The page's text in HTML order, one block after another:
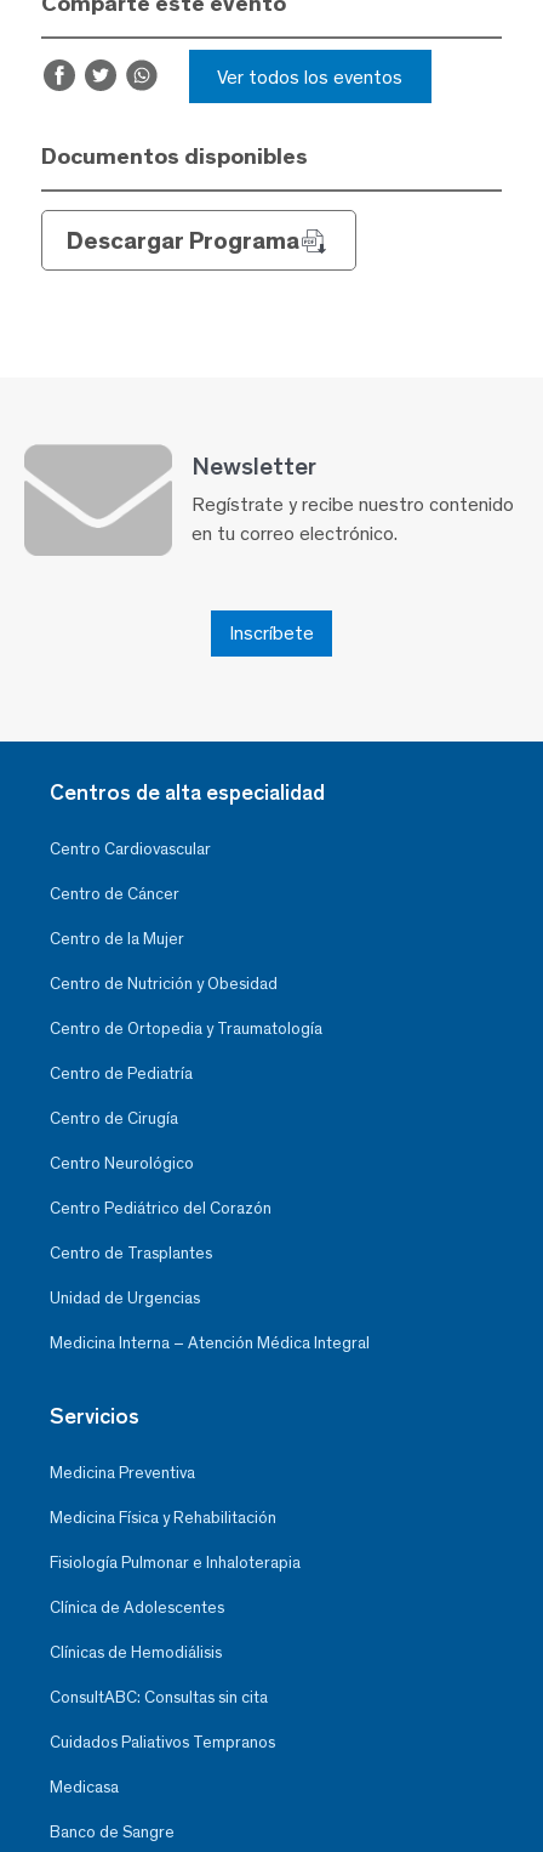
Ver todos los eventos
Documentos disponibles
Descargar Programa
Newsletter
Regístrate y recibe nuestro contenido
en tu correo electrónico.
Inscríbete
Centros de alta especialidad
Centro Cardiovascular
Centro de Cáncer
Centro de la Mujer
Centro de Nutrición y Obesidad
Centro de Ortopedia y Traumatología
Centro de Pediatría
Centro de Cirugía
Centro Neurológico
Centro Pediátrico del Corazón
Centro de Trasplantes
Unidad de Urgencias
Medicina Interna – Atención Médica Integral
Servicios
Medicina Preventiva
Medicina Física y Rehabilitación
Fisiología Pulmonar e Inhaloterapia
Clínica de Adolescentes
Clínicas de Hemodiálisis
ConsultABC: Consultas sin cita
Cuidados Paliativos Tempranos
Medicasa
Banco de Sangre